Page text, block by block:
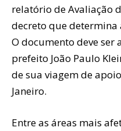
relatório de Avaliação
decreto que determina
O documento deve
prefeito João Paulo
de sua viagem de
Janeiro.
Entre as áreas mais